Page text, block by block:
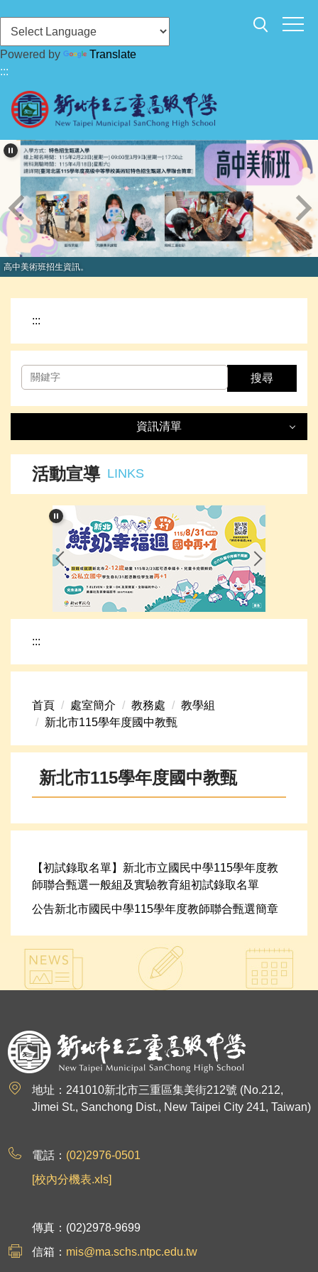
到
主
要
內
容
區
Powered by
Translate
:::
高中美術班招生資訊。
:::
搜尋
資訊清單
資訊清單 LIST
最新消息
處室簡介
榮譽事項
下載專區
網路資源
新生專區
學校組織
活動宣導 LINKS
:::
首頁 處室簡介 教務處
教學組
新北市115學年度國中教甄
新北市115學年度國中教甄
【初試錄取名單】新北市立國民中學115學年度教
師聯合甄選一般組及實驗教育組初試錄取名單
公告新北市國民中學115學年度教師聯合甄選簡章
地址：241010新北市三重區集美街212號 (No.212,
Jimei St., Sanchong Dist., New Taipei City 241, Taiwan)
電話： (02)2976-0501
[校內分機表.xls]
傳真：(02)2978-9699
信箱： mis@ma.schs.ntpc.edu.tw